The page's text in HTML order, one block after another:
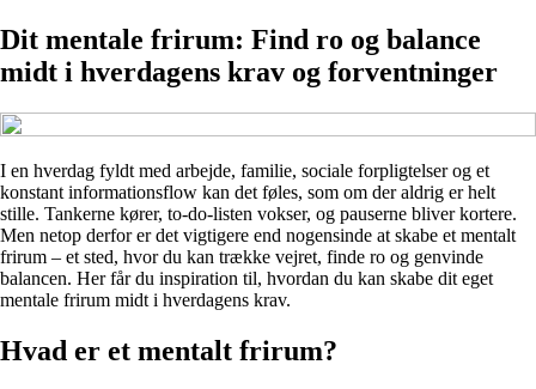
Dit mentale frirum: Find ro og balance
midt i hverdagens krav og forventninger
I en hverdag fyldt med arbejde, familie, sociale forpligtelser og et
konstant informationsflow kan det føles, som om der aldrig er helt
stille. Tankerne kører, to-do-listen vokser, og pauserne bliver kortere.
Men netop derfor er det vigtigere end nogensinde at skabe et mentalt
frirum – et sted, hvor du kan trække vejret, finde ro og genvinde
balancen. Her får du inspiration til, hvordan du kan skabe dit eget
mentale frirum midt i hverdagens krav.
Hvad er et mentalt frirum?